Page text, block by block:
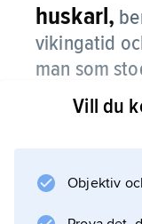
huskarl,
vikingatid
man som
ingick i
betraktades
Vill du
Objektiv